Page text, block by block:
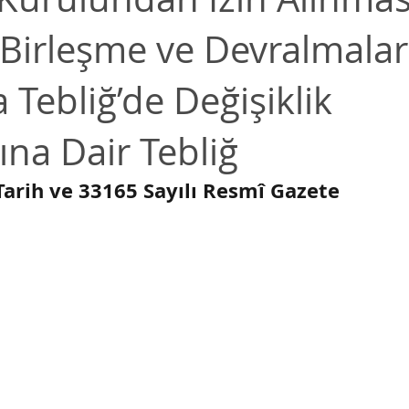
İş Hukuku Enerji, Maden, Enerji
Yolsuzluk ve Beyaz Yaka Suçları Regülasyonlar ve
Bilgi Teknolojileri ve Telekom Rekabet Hukuku
ve Devralmalar
Tebliğ’de Değişiklik
Dair Tebliğ
ve 33165 Sayılı Resmî Gazete